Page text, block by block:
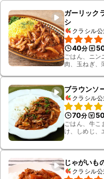
ガーリック
シ
クラシル
40分
ごはん、ニン
肉、玉ねぎ、
パセリ、水、
ブラウンソ
クラシル
70分
ごはん、牛こ
け、しめじ、
じゃがいも
クラシル